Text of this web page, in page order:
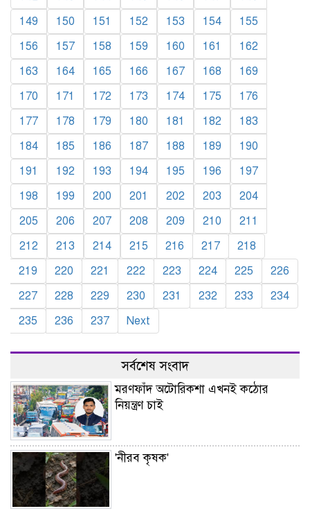
149
150 151 152 153 154
155
156
157 158 159 160 161
162
163
164 165 166 167 168
169
170
171 172 173 174 175
176
177
178 179 180 181 182
183
184
185 186 187 188 189
190
191
192 193 194 195 196
197
198
199 200 201 202 203
204
205
206 207 208 209 210
211
212
213 214 215 216 217
218
219
220 221 222 223 224 225
226
227
228 229 230 231 232 233
234
235
236 237 Next
সর্বশেষ সংবাদ
মরণফাঁদ অটোরিকশা এখনই কঠোর
নিয়ন্ত্রণ চাই
'নীরব কৃষক'